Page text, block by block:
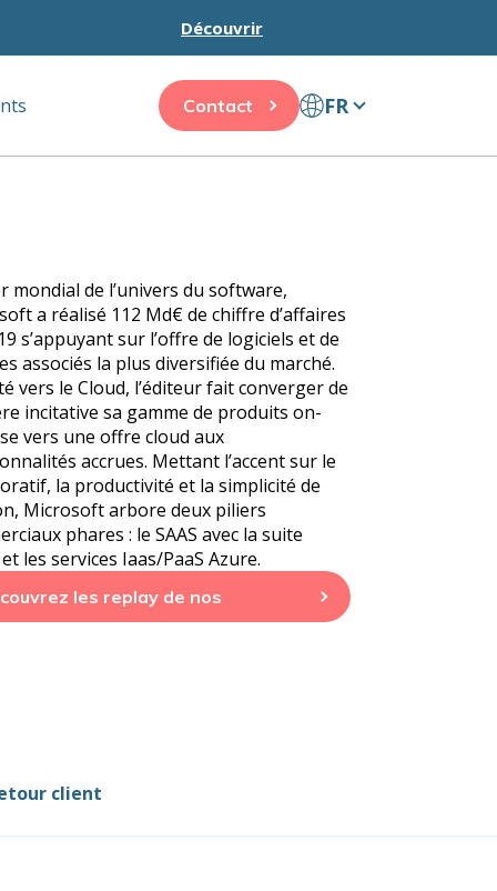
Découvrir
Contact FR
mondial de l’univers du software,
a réalisé 112 Md€ de chiffre d’affaires
s’appuyant sur l’offre de logiciels et de
associés la plus diversifiée du marché.
vers le Cloud, l’éditeur fait converger de
incitative sa gamme de produits on-
vers une offre cloud aux
accrues. Mettant l’accent sur le
la productivité et la simplicité de
Microsoft arbore deux piliers
phares : le SAAS avec la suite
les services Iaas/PaaS Azure.
les replay de nos
client